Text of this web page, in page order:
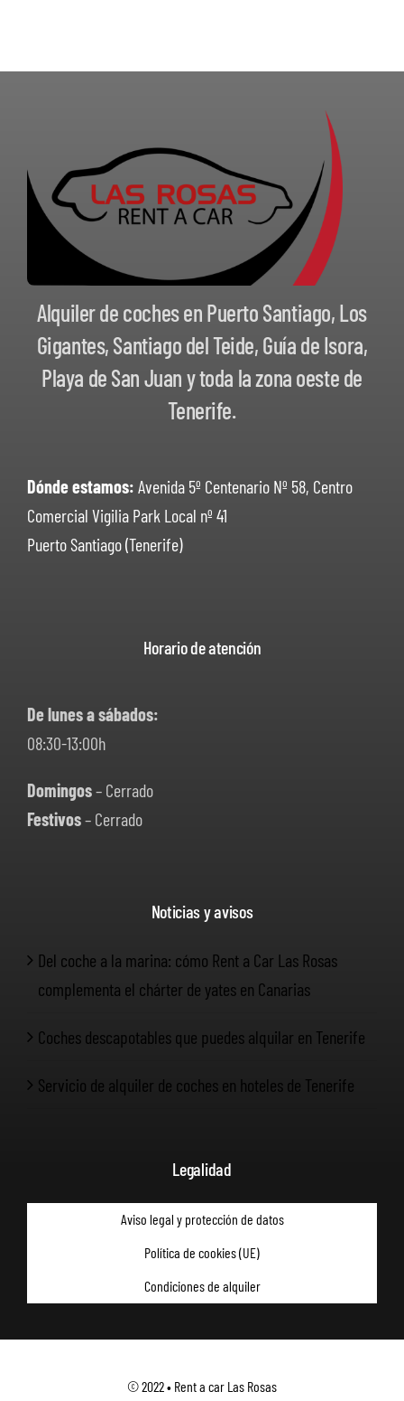
Alquiler de coches en Puerto Santiago, Los
Gigantes, Santiago del Teide, Guía de Isora,
Playa de San Juan y toda la zona oeste de
Tenerife.
Dónde estamos: Avenida 5º Centenario Nº 58, Centro
Comercial Vigilia Park Local nº 41
Puerto Santiago (Tenerife)
Horario de atención
De lunes a sábados:
08:30-13:00h
Domingos– Cerrado
Festivos– Cerrado
Noticias y avisos
Del coche a la marina: cómo Rent a Car Las Rosas
complementa el chárter de yates en Canarias
Coches descapotables que puedes alquilar en Tenerife
Servicio de alquiler de coches en hoteles de Tenerife
Legalidad
Aviso legal y protección de datos
Política de cookies (UE)
Condiciones de alquiler
© 2022 • Rent a car Las Rosas